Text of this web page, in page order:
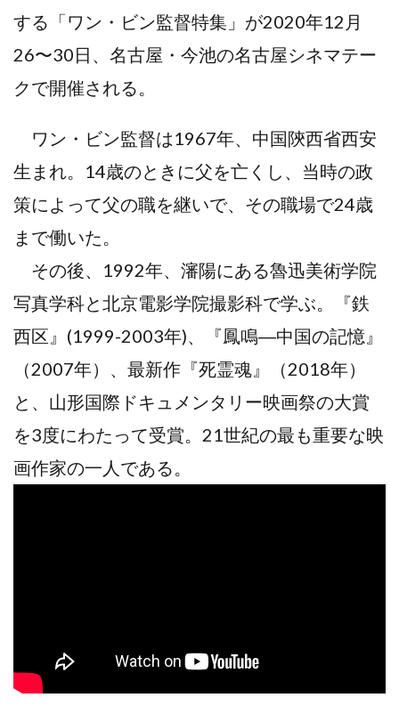
する「ワン・ビン監督特集」が2020年12月
26〜30日、名古屋・今池の名古屋シネマテー
クで開催される。
ワン・ビン監督は1967年、中国陝西省西安
生まれ。14歳のときに父を亡くし、当時の政
策によって父の職を継いで、その職場で24歳
まで働いた。
その後、1992年、瀋陽にある魯迅美術学院
写真学科と北京電影学院撮影科で学ぶ。『鉄
西区』(1999-2003年)、『鳳鳴―中国の記憶』
（2007年）、最新作『死霊魂』（2018年）
と、山形国際ドキュメンタリー映画祭の大賞
を3度にわたって受賞。21世紀の最も重要な映
画作家の一人である。